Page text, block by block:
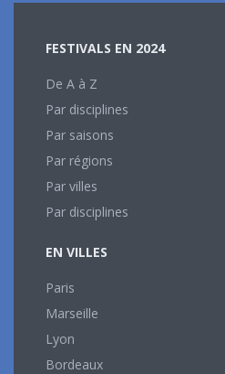
FESTIVALS EN 2024
De A à Z
Par disciplines
Par saisons
Par régions
Par villes
Par disciplines
EN VILLES
Paris
Marseille
Lyon
Bordeaux